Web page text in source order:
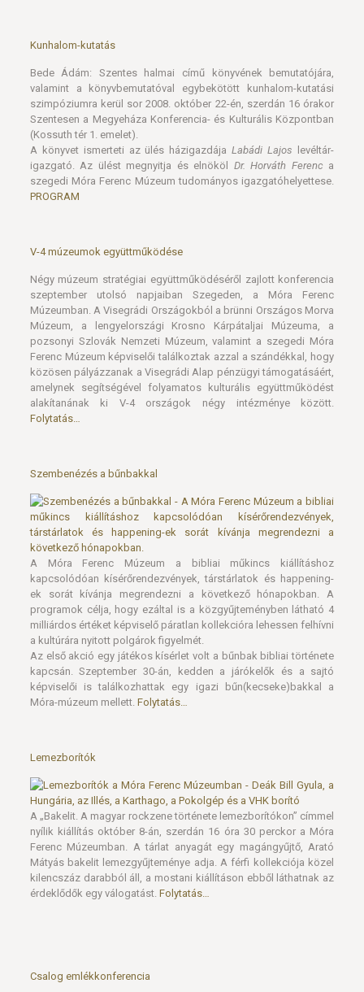
Kunhalom-kutatás
Bede Ádám: Szentes halmai című könyvének bemutatójára,
valamint a könyvbemutatóval egybekötött kunhalom-kutatási
szimpóziumra kerül sor 2008. október 22-én, szerdán 16 órakor
Szentesen a Megyeháza Konferencia- és Kulturális Központban
(Kossuth tér 1. emelet).
A könyvet ismerteti az ülés házigazdájaLabádi Lajos levéltár-
igazgató. Az ülést megnyitja és elnököl Dr. Horváth Ferenc a
szegedi Móra Ferenc Múzeum tudományos igazgatóhelyettese.
PROGRAM
V-4 múzeumok együttműködése
Négy múzeum stratégiai együttműködéséről zajlott konferencia
szeptember utolsó napjaiban Szegeden, a Móra Ferenc
Múzeumban. A Visegrádi Országokból a brünni Országos Morva
Múzeum, a lengyelországi Krosno Kárpátaljai Múzeuma, a
pozsonyi Szlovák Nemzeti Múzeum, valamint a szegedi Móra
Ferenc Múzeum képviselői találkoztak azzal a szándékkal, hogy
közösen pályázzanak a Visegrádi Alap pénzügyi támogatásáért,
amelynek segítségével folyamatos kulturális együttműködést
alakítanának ki V-4 országok négy intézménye között.
Folytatás…
Szembenézés a bűnbakkal
A Móra Ferenc Múzeum a bibliai műkincs kiállításhoz
kapcsolódóan kísérőrendezvények, társtárlatok és happening-
ek sorát kívánja megrendezni a következő hónapokban. A
programok célja, hogy ezáltal is a közgyűjteményben látható 4
milliárdos értéket képviselő páratlan kollekcióra lehessen felhívni
a kultúrára nyitott polgárok figyelmét.
Az első akció egy játékos kísérlet volt a bűnbak bibliai története
kapcsán. Szeptember 30-án, kedden a járókelők és a sajtó
képviselői is találkozhattak egy igazi bűn(kecseke)bakkal a
Móra-múzeum mellett. Folytatás…
Lemezborítók
A „Bakelit. A magyar rockzene története lemezborítókon” címmel
nyílik kiállítás október 8-án, szerdán 16 óra 30 perckor a Móra
Ferenc Múzeumban. A tárlat anyagát egy magángyűjtő, Arató
Mátyás bakelit lemezgyűjteménye adja. A férfi kollekciója közel
kilencszáz darabból áll, a mostani kiállításon ebből láthatnak az
érdeklődők egy válogatást. Folytatás…
Csalog emlékkonferencia